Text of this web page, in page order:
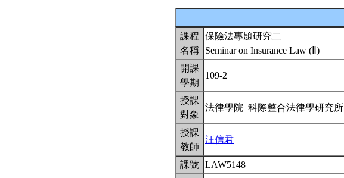
課程
名稱
保險法專題研究二
Seminar on Insurance Law (Ⅱ)
開課
學期
109-2
授課
對象
法律學院 科際整合法律學研究所
授課
教師
汪信君
課號
LAW5148